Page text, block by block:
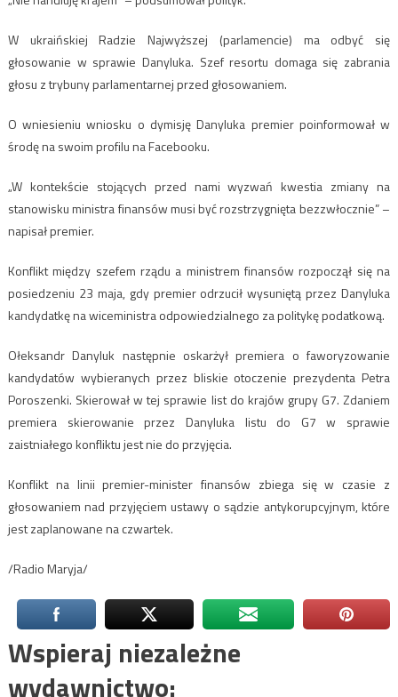
W ukraińskiej Radzie Najwyższej (parlamencie) ma odbyć się
głosowanie w sprawie Danyluka. Szef resortu domaga się zabrania
głosu z trybuny parlamentarnej przed głosowaniem.
O wniesieniu wniosku o dymisję Danyluka premier poinformował w
środę na swoim profilu na Facebooku.
„W kontekście stojących przed nami wyzwań kwestia zmiany na
stanowisku ministra finansów musi być rozstrzygnięta bezzwłocznie” –
napisał premier.
Konflikt między szefem rządu a ministrem finansów rozpoczął się na
posiedzeniu 23 maja, gdy premier odrzucił wysuniętą przez Danyluka
kandydatkę na wiceministra odpowiedzialnego za politykę podatkową.
Ołeksandr Danyluk następnie oskarżył premiera o faworyzowanie
kandydatów wybieranych przez bliskie otoczenie prezydenta Petra
Poroszenki. Skierował w tej sprawie list do krajów grupy G7. Zdaniem
premiera skierowanie przez Danyluka listu do G7 w sprawie
zaistniałego konfliktu jest nie do przyjęcia.
Konflikt na linii premier-minister finansów zbiega się w czasie z
głosowaniem nad przyjęciem ustawy o sądzie antykorupcyjnym, które
jest zaplanowane na czwartek.
/Radio Maryja/
Wspieraj niezależne
wydawnictwo: